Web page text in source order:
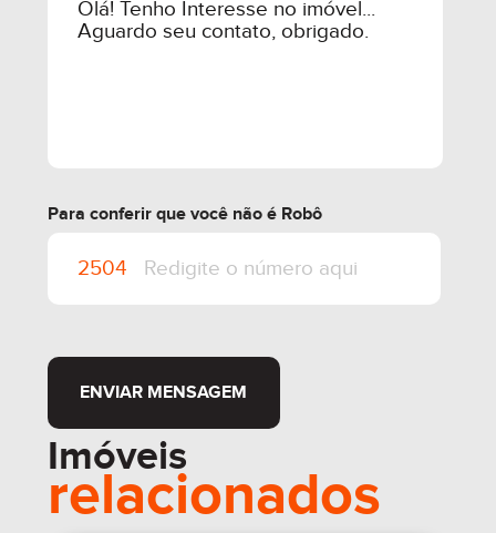
Para conferir que você não é Robô
ENVIAR MENSAGEM
Imóveis
relacionados